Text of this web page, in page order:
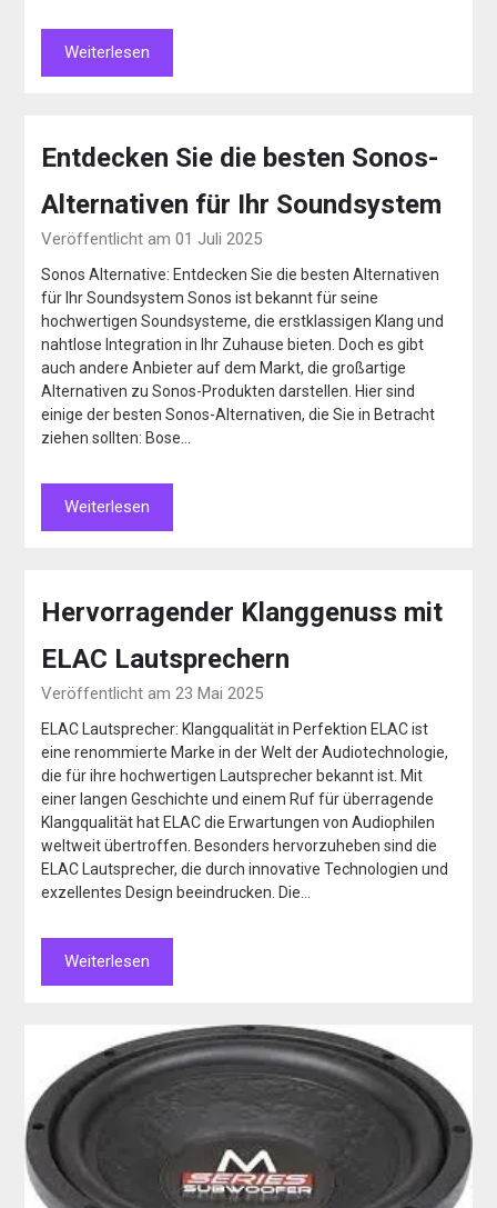
Weiterlesen
Entdecken Sie die besten Sonos-
Alternativen für Ihr Soundsystem
Veröffentlicht am 01 Juli 2025
Sonos Alternative: Entdecken Sie die besten Alternativen
für Ihr Soundsystem Sonos ist bekannt für seine
hochwertigen Soundsysteme, die erstklassigen Klang und
nahtlose Integration in Ihr Zuhause bieten. Doch es gibt
auch andere Anbieter auf dem Markt, die großartige
Alternativen zu Sonos-Produkten darstellen. Hier sind
einige der besten Sonos-Alternativen, die Sie in Betracht
ziehen sollten: Bose…
Weiterlesen
Hervorragender Klanggenuss mit
ELAC Lautsprechern
Veröffentlicht am 23 Mai 2025
ELAC Lautsprecher: Klangqualität in Perfektion ELAC ist
eine renommierte Marke in der Welt der Audiotechnologie,
die für ihre hochwertigen Lautsprecher bekannt ist. Mit
einer langen Geschichte und einem Ruf für überragende
Klangqualität hat ELAC die Erwartungen von Audiophilen
weltweit übertroffen. Besonders hervorzuheben sind die
ELAC Lautsprecher, die durch innovative Technologien und
exzellentes Design beeindrucken. Die…
Weiterlesen